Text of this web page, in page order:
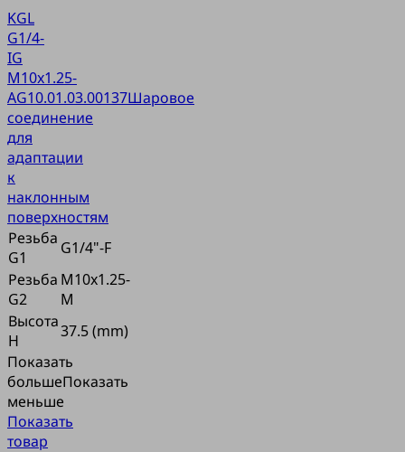
KGL
G1/4-
IG
M10x1.25-
AG10.01.03.00137Шаровое
соединение
для
адаптации
к
наклонным
поверхностям
Резьба
G1
G1/4"-F
Резьба
G2
M10x1.25-
M
Высота
H
37.5 (mm)
Показать
большеПоказать
меньше
Показать
товар